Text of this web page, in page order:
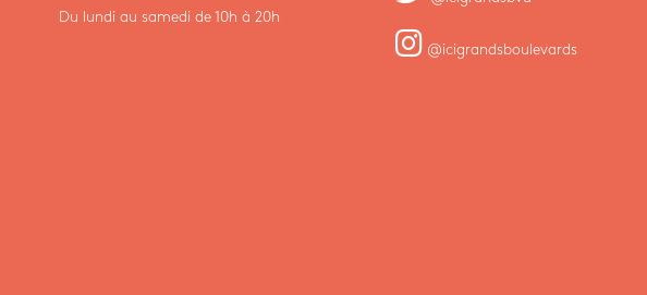
Du lundi au samedi de 10h à 20h
@icigrandsboulevards